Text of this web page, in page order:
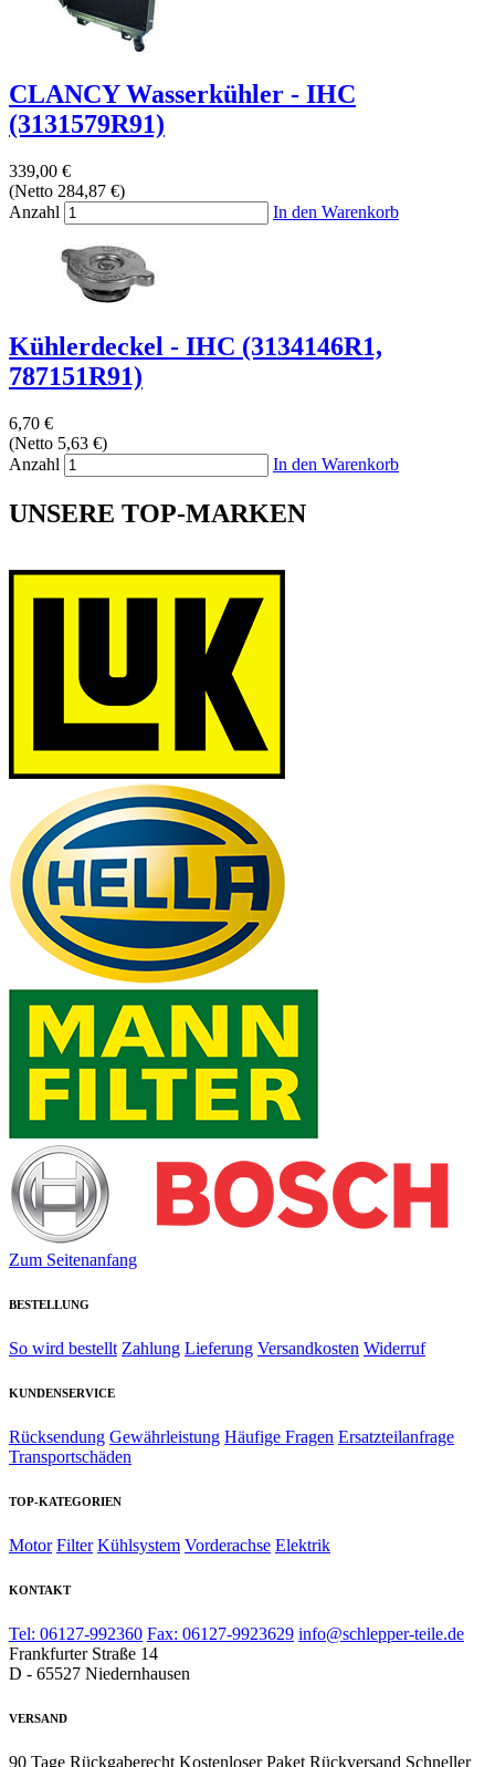
CLANCY Wasserkühler - IHC
(3131579R91)
339,00 €
(Netto 284,87 €)
Anzahl
In den Warenkorb
Kühlerdeckel - IHC (3134146R1,
787151R91)
6,70 €
(Netto 5,63 €)
Anzahl
In den Warenkorb
UNSERE TOP-MARKEN
Zum Seitenanfang
BESTELLUNG
So wird bestellt Zahlung Lieferung Versandkosten Widerruf
KUNDENSERVICE
Rücksendung Gewährleistung Häufige Fragen Ersatzteilanfrage
Transportschäden
TOP-KATEGORIEN
Motor Filter Kühlsystem Vorderachse Elektrik
KONTAKT
Tel: 06127-992360 Fax: 06127-9923629 info@schlepper-teile.de
Frankfurter Straße 14
D - 65527 Niedernhausen
VERSAND
90 Tage Rückgaberecht Kostenloser Paket Rückversand Schneller